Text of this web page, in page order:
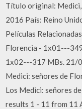
Título original:
2016 País: Reino
Películas
Florencia - 1x01---
1x02---317 MBs. 21/
Medici: señores de
Los Medici: señores
results 1 - 11 from 11